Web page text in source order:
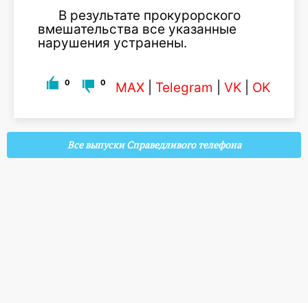
В результате прокурорского
вмешательства все указанные
нарушения устранены.
0 0 MAX Telegram VK OK
Все выпуски Справедливого телефона